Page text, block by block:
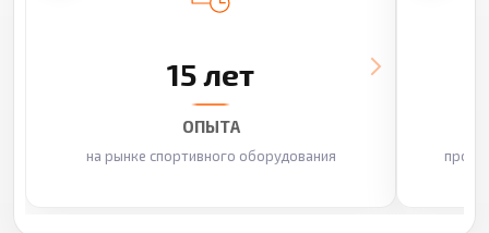
15 лет
ОПЫТА
на рынке спортивного оборудования